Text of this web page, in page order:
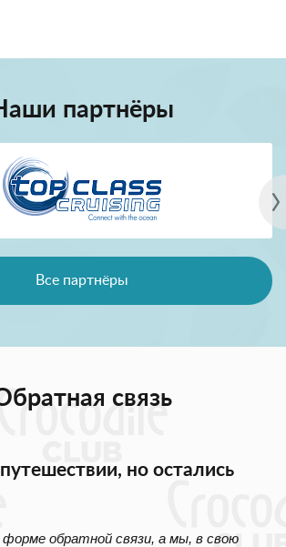
партнёры
Все партнёры
связь
но остались
обратной связи, а мы, в свою